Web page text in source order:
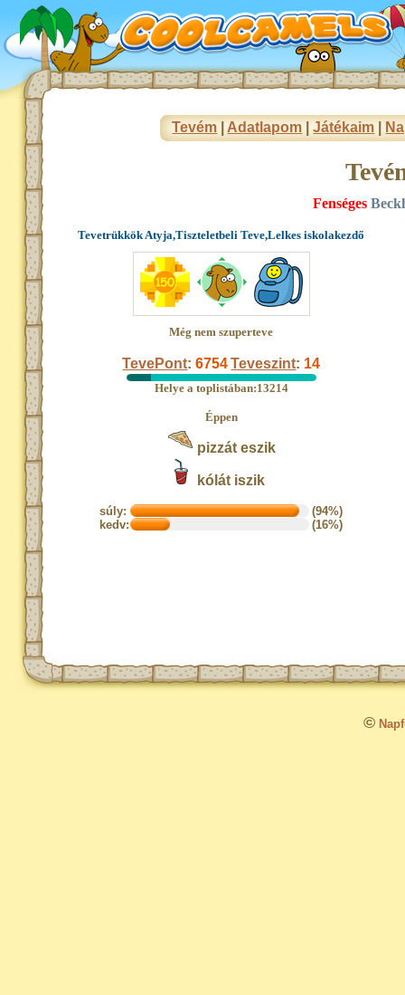
Tevém Adatlapom |Játékaim
Fenséges
Tevetrükkök Atyja,Tiszteletbeli Teve,Lelkes iskolakezdő
Még nem szuperteve
TevePont:6754 Teveszint: 14
Helye a toplistában:13214
Éppen
pizzát eszik
kólát iszik
súly:
(94%)
kedv:
(16%)
©